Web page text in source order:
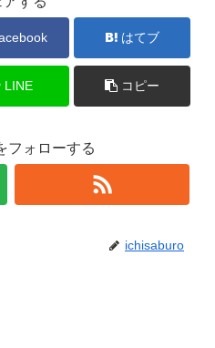
はてブ
LINE コピー
フォローする
ichisaburo